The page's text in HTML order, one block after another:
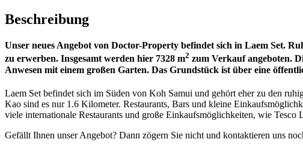
Beschreibung
Unser neues Angebot von Doctor-Property befindet sich in Laem Set.
zu erwerben. Insgesamt werden hier 7328 m2 zum Verkauf angeboten.
Anwesen mit einem großen Garten. Das Grundstück ist über eine
Laem Set befindet sich im Süden von Koh Samui und gehört eher zu den
Kao sind es nur 1.6 Kilometer. Restaurants, Bars und kleine
viele internationale Restaurants und große Einkaufsmöglichkeiten, wie
Gefällt Ihnen unser Angebot? Dann zögern Sie nicht und kontaktieren uns